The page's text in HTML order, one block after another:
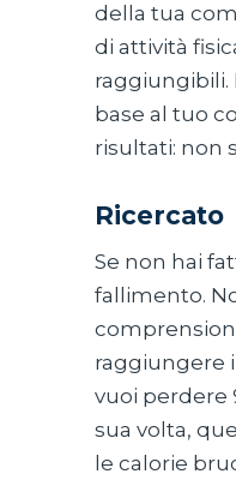
della tua
di attività
raggiungibili.
base al tuo
risultati: non
Ricercato
Se non hai
fallimento.
raggiungere
vuoi perdere
sua volta,
le calorie